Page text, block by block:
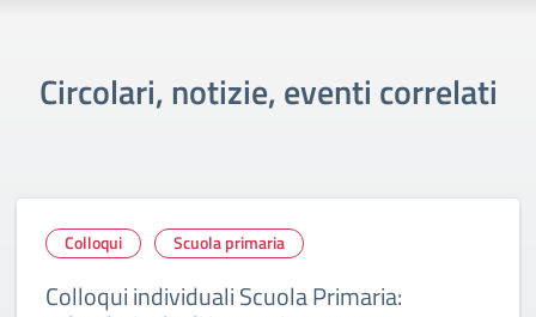
Circolari, notizie, eventi correlati
Colloqui Scuola primaria
Colloqui individuali Scuola Primaria: